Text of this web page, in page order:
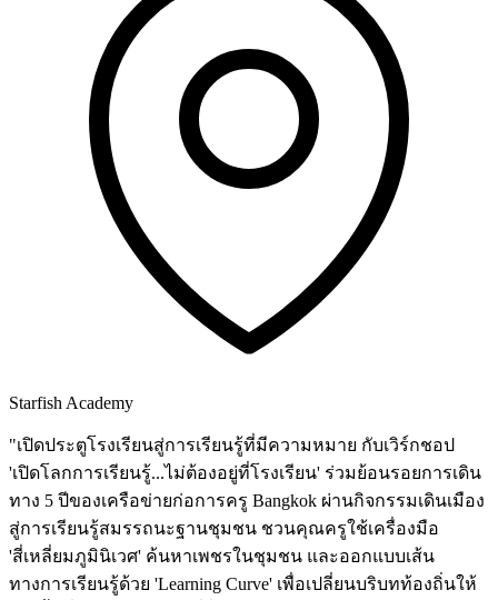
Starfish Academy
"เปิดประตูโรงเรียนสู่การเรียนรู้ที่มีความหมาย กับเวิร์กชอป
'เปิดโลกการเรียนรู้...ไม่ต้องอยู่ที่โรงเรียน' ร่วมย้อนรอยการเดิน
ทาง 5 ปีของเครือข่ายก่อการครู Bangkok ผ่านกิจกรรมเดินเมือง
สู่การเรียนรู้สมรรถนะฐานชุมชน ชวนคุณครูใช้เครื่องมือ
'สี่เหลี่ยมภูมินิเวศ' ค้นหาเพชรในชุมชน และออกแบบเส้น
ทางการเรียนรู้ด้วย 'Learning Curve' เพื่อเปลี่ยนบริบทท้องถิ่นให้